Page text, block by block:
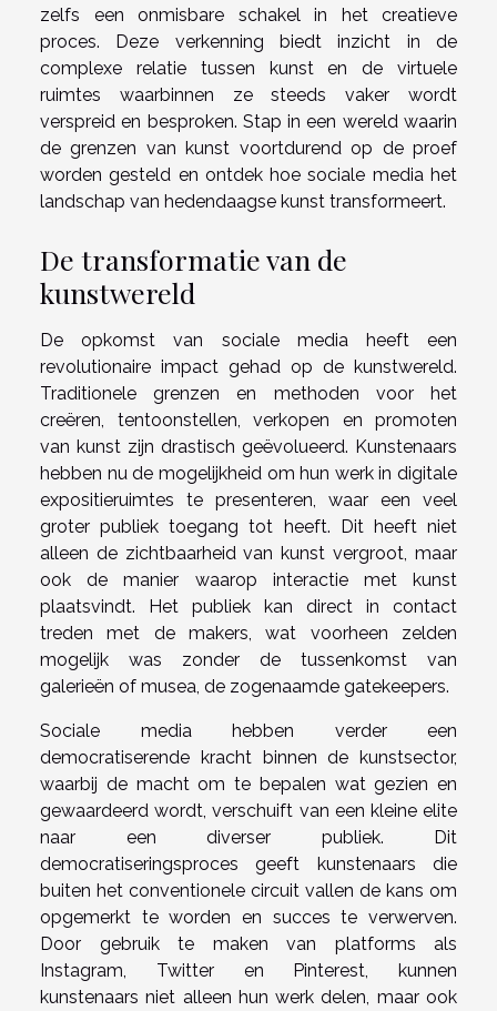
zelfs een onmisbare schakel in het creatieve
proces. Deze verkenning biedt inzicht in de
complexe relatie tussen kunst en de virtuele
ruimtes waarbinnen ze steeds vaker wordt
verspreid en besproken. Stap in een wereld waarin
de grenzen van kunst voortdurend op de proef
worden gesteld en ontdek hoe sociale media het
landschap van hedendaagse kunst transformeert.
De transformatie van de
kunstwereld
De opkomst van sociale media heeft een
revolutionaire impact gehad op de kunstwereld.
Traditionele grenzen en methoden voor het
creëren, tentoonstellen, verkopen en promoten
van kunst zijn drastisch geëvolueerd. Kunstenaars
hebben nu de mogelijkheid om hun werk in digitale
expositieruimtes te presenteren, waar een veel
groter publiek toegang tot heeft. Dit heeft niet
alleen de zichtbaarheid van kunst vergroot, maar
ook de manier waarop interactie met kunst
plaatsvindt. Het publiek kan direct in contact
treden met de makers, wat voorheen zelden
mogelijk was zonder de tussenkomst van
galerieën of musea, de zogenaamde gatekeepers.
Sociale media hebben verder een
democratiserende kracht binnen de kunstsector,
waarbij de macht om te bepalen wat gezien en
gewaardeerd wordt, verschuift van een kleine elite
naar een diverser publiek. Dit
democratiseringsproces geeft kunstenaars die
buiten het conventionele circuit vallen de kans om
opgemerkt te worden en succes te verwerven.
Door gebruik te maken van platforms als
Instagram, Twitter en Pinterest, kunnen
kunstenaars niet alleen hun werk delen, maar ook